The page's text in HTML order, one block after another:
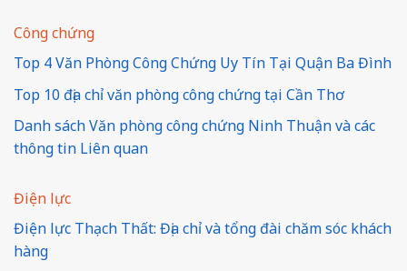
Công chứng
Top 4 Văn Phòng Công Chứng Uy Tín Tại Quận Ba Đình
Top 10 địa chỉ văn phòng công chứng tại Cần Thơ
Danh sách Văn phòng công chứng Ninh Thuận và các
thông tin Liên quan
Điện lực
Điện lực Thạch Thất: Địa chỉ và tổng đài chăm sóc khách
hàng